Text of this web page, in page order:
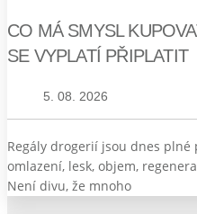
CO MÁ SMYSL
SE VYPLATÍ PŘIPLATIT
5. 08. 2026
Regály drogerií jsou dnes
omlazení, lesk, objem,
Není divu, že mnoho